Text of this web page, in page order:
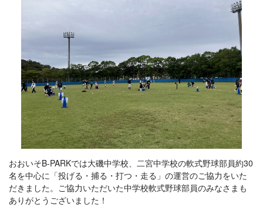
おおいそB-PARKでは大磯中学校、二宮中学校の軟式野球部員約30
名を中心に「投げる・捕る・打つ・走る」の運営のご協力をいた
だきました。ご協力いただいた中学校軟式野球部員のみなさまも
ありがとうございました！